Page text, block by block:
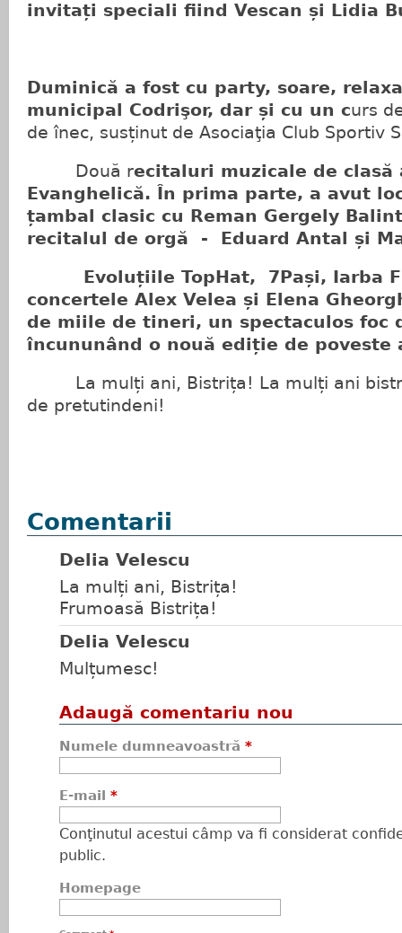
invitați speciali fiind Vescan și Lidia
Duminică a fost cu party, soare,
municipal Codrişor, dar și cu un curs
de înec, susținut de Asociaţia Club Sportiv
Două recitaluri muzicale de clasă
Evanghelică. În prima parte, a avut
țambal clasic cu Reman Gergely
recitalul de orgă - Eduard Antal și
Evoluțiile TopHat, 7Pași, Iarba
concertele Alex Velea și Elena
de miile de tineri, un spectaculos foc
încununând o nouă ediție de
La mulți ani, Bistrița! La mulți ani
de pretutindeni!
Comentarii
Delia Velescu
La mulți ani, Bistrița!
Frumoasă Bistrița!
Delia Velescu
Mulțumesc!
Adaugă comentariu nou
Numele dumneavoastră *
E-mail *
Conţinutul acestui câmp va fi considerat
public.
Homepage